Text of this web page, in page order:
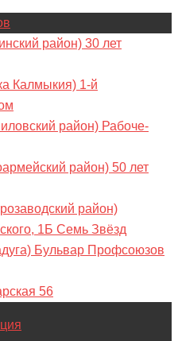
район) 30 лет
Калмыкия) 1-й
район) Рабоче-
район) 50 лет
район)
1Б Семь Звёзд
Бульвар Профсоюзов
56